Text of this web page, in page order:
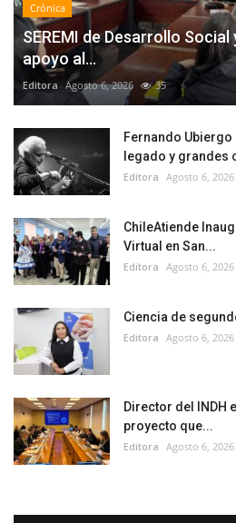
Crónica
SEREMI de Desarrollo
apoyo al...
Editora Agosto 6, 2026 35
Fernando
legado y grandes
Editora Agosto 6, 2026
ChileAtiende
Virtual en San...
Editora Agosto 6, 2026
Ciencia de
Editora Agosto 6, 2026
Director del INDH
proyecto que...
Editora Agosto 6, 2026